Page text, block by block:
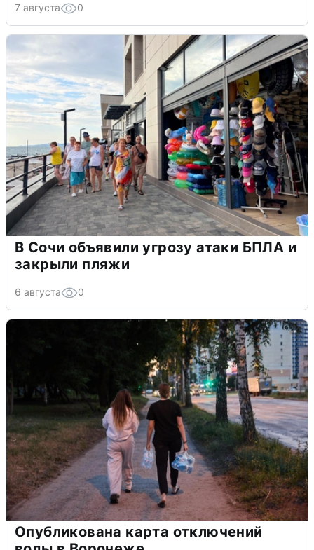
7 августа 0
В Сочи объявили угрозу атаки БПЛА и
закрыли пляжи
6 августа 0
Опубликована карта отключений